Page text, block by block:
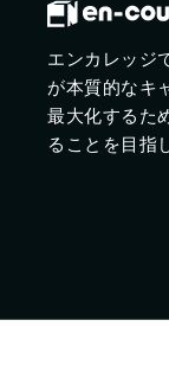
エンカレッジ
が本質的なキ
最大化するた
ることを目指